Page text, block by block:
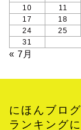
10
11
17
18
24
25
31
« 7月
にほんブロ
ランキング